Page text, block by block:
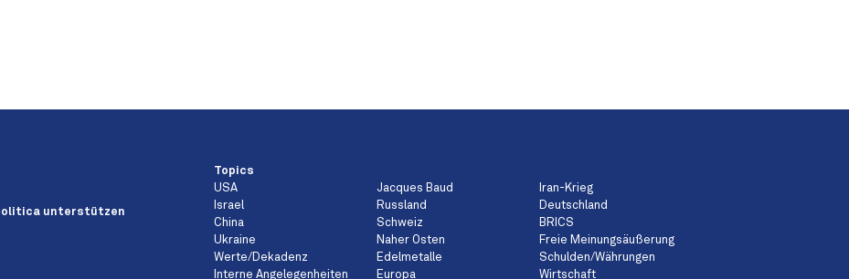
unterstützen
Topics
USA
Jacques Baud
Iran-Krieg
Israel
Russland
Deutschland
China
Schweiz
BRICS
Ukraine
Naher Osten
Freie Meinungsäußerung
Werte/Dekadenz
Edelmetalle
Schulden/Währungen
Interne Angelegenheiten
Europa Wirtschaft